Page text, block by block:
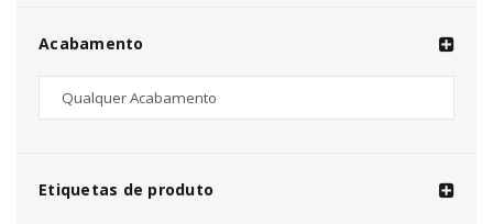
Acabamento
Etiquetas de produto